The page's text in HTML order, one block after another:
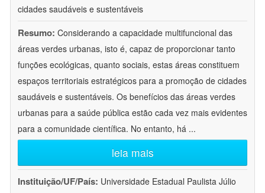
cidades saudáveis e sustentáveis
Resumo: Considerando a capacidade multifuncional das
áreas verdes urbanas, isto é, capaz de proporcionar tanto
funções ecológicas, quanto sociais, estas áreas constituem
espaços territoriais estratégicos para a promoção de cidades
saudáveis e sustentáveis. Os benefícios das áreas verdes
urbanas para a saúde pública estão cada vez mais evidentes
para a comunidade científica. No entanto, há ...
leia mais
Instituição/UF/País: Universidade Estadual Paulista Júlio